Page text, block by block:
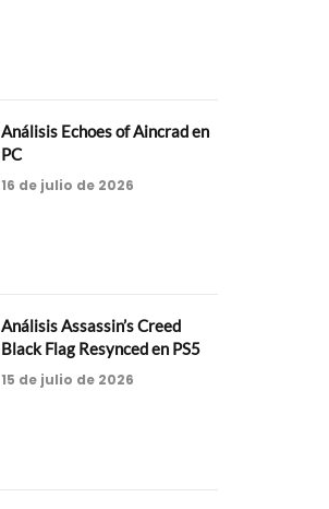
Análisis Echoes of Aincrad en
PC
16 de julio de 2026
Análisis Assassin’s Creed
Black Flag Resynced en PS5
15 de julio de 2026